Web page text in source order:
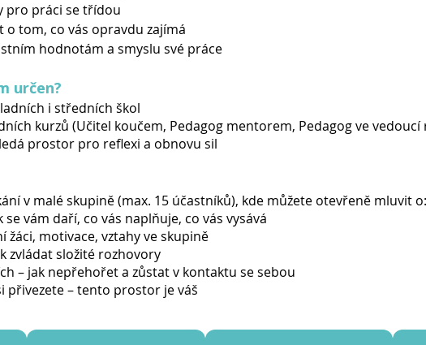
pro práci se třídou
tom, co vás opravdu zajímá
hodnotám a smyslu své práce
určen?
i středních škol
kurzů (Učitel koučem, Pedagog mentorem, Pedagog ve vedoucí
prostor pro reflexi a obnovu sil
v malé skupině (max. 15 účastníků), kde můžete otevřeně mluvit o:
se vám daří, co vás naplňuje, co vás vysává
žáci, motivace, vztahy ve skupině
zvládat složité rozhovory
– jak nepřehořet a zůstat v kontaktu se sebou
přivezete – tento prostor je váš